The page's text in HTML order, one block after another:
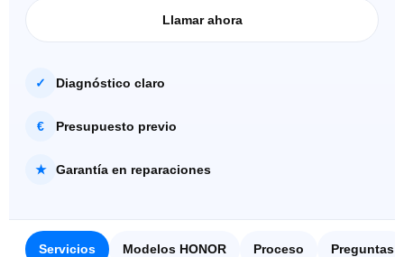
Llamar ahora
✓ Diagnóstico claro
€ Presupuesto previo
★ Garantía en reparaciones
Servicios Modelos HONOR Proceso Preguntas